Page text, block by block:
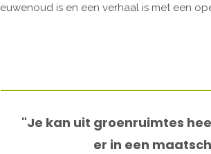
is en een verhaal is met een
"Je kan uit groenruimtes
er in een